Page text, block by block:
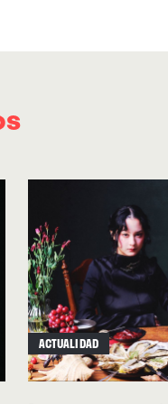
están
En la titular“
canalizan el
con la novedad
habitual. Canta:
tradicionales del
espacio
tiempo y con
ACTUALIDAD